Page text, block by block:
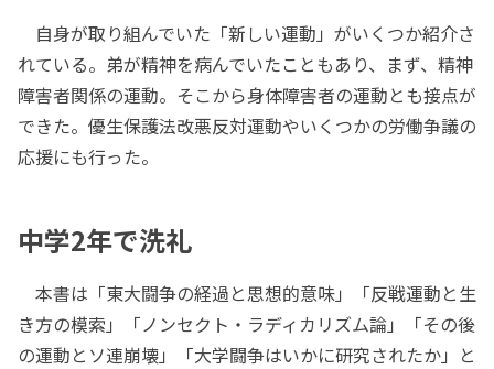
自身が取り組んでいた「新しい運動」がいくつか紹介さ
れている。弟が精神を病んでいたこともあり、まず、精神
障害者関係の運動。そこから身体障害者の運動とも接点が
できた。優生保護法改悪反対運動やいくつかの労働争議の
応援にも行った。
中学2年で洗礼
本書は「東大闘争の経過と思想的意味」「反戦運動と生
き方の模索」「ノンセクト・ラディカリズム論」「その後
の運動とソ連崩壊」「大学闘争はいかに研究されたか」と